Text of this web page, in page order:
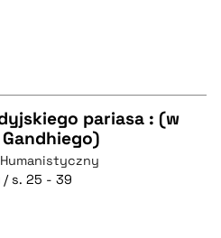
pariasa : (w
/ s. 25 - 39